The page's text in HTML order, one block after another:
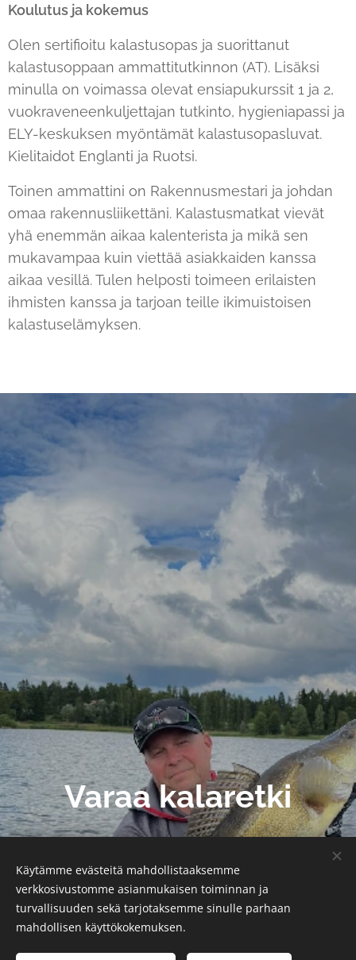
Koulutus ja kokemus
Olen sertifioitu kalastusopas ja suorittanut
kalastusoppaan ammattitutkinnon (AT). Lisäksi
minulla on voimassa olevat ensiapukurssit 1 ja 2,
vuokraveneenkuljettajan tutkinto, hygieniapassi ja
ELY-keskuksen myöntämät kalastusopasluvat.
Kielitaidot Englanti ja Ruotsi.
Toinen ammattini on Rakennusmestari ja johdan
omaa rakennusliikettäni. Kalastusmatkat vievät
yhä enemmän aikaa kalenterista ja mikä sen
mukavampaa kuin viettää asiakkaiden kanssa
aikaa vesillä. Tulen helposti toimeen erilaisten
ihmisten kanssa ja tarjoan teille ikimuistoisen
kalastuselämyksen.
Varaa kalaretki
Käytämme evästeitä mahdollistaaksemme
verkkosivustomme asianmukaisen toiminnan ja
turvallisuuden sekä tarjotaksemme sinulle parhaan
mahdollisen käyttökokemuksen.